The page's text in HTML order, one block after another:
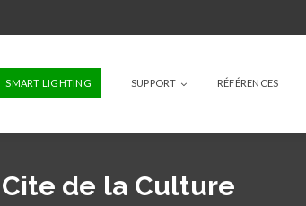
SMART LIGHTING SUPPORT RÉFÉRENCES
de la Culture